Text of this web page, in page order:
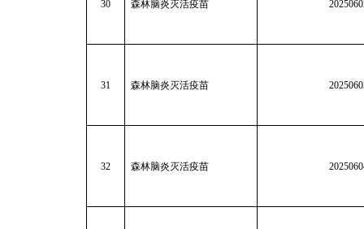
30 森林脑炎灭活疫苗
31 森林脑炎灭活疫苗
32 森林脑炎灭活疫苗